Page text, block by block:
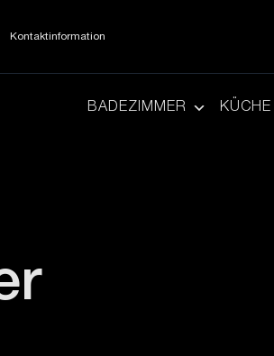
Kontaktinformation
BADEZIMMER KÜCHE